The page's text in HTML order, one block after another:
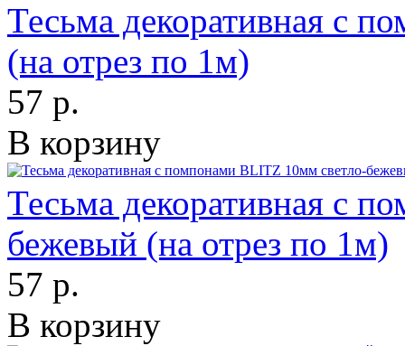
Тесьма декоративная с
(на отрез по 1м)
57 р.
В корзину
Тесьма декоративная с
бежевый (на отрез по 1м)
57 р.
В корзину